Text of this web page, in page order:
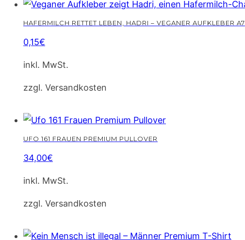
HAFERMILCH RETTET LEBEN, HADRI – VEGANER AUFKLEBER A7
0,15€
inkl. MwSt.
zzgl. Versandkosten
UFO 161 FRAUEN PREMIUM PULLOVER
34,00€
Produkt
weist
Varianten
inkl. MwSt.
zzgl. Versandkosten